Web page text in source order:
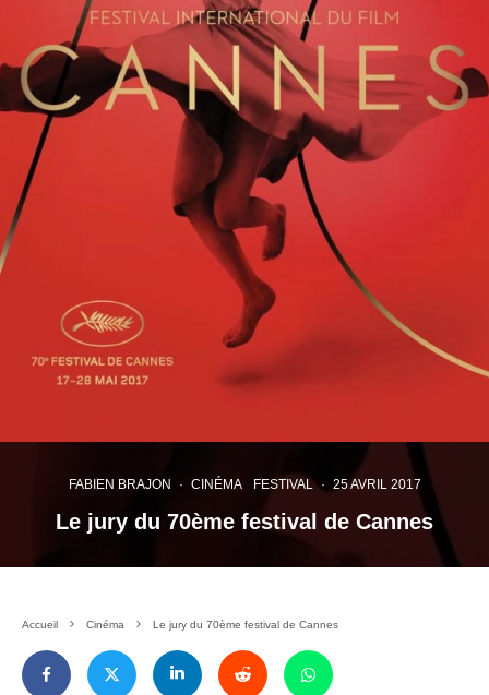
FABIEN BRAJON · CINÉMA FESTIVAL · 25 AVRIL 2017
Le jury du 70ème festival de Cannes
Accueil Cinéma Le jury du 70ème festival de Cannes